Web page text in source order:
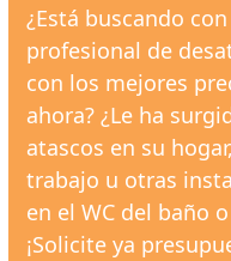
¿Está buscando
profesional de
con los mejores
ahora? ¿Le ha
atascos en su
trabajo u otras
en el WC del baño
¡Solicite ya